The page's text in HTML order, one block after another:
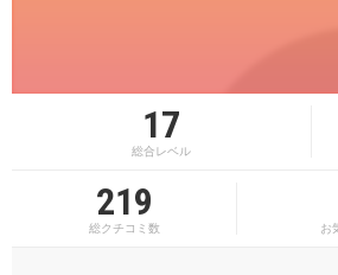
17
総合レベル
219
総クチコミ数 お